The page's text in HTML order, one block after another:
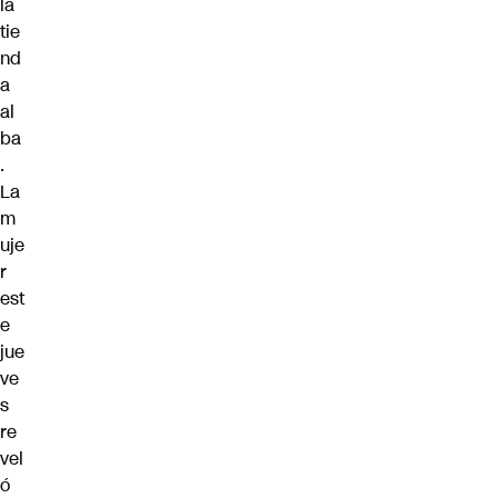
tie
nd
a
al
ba
.
La
m
uje
r
est
e
jue
ve
s
re
vel
ó